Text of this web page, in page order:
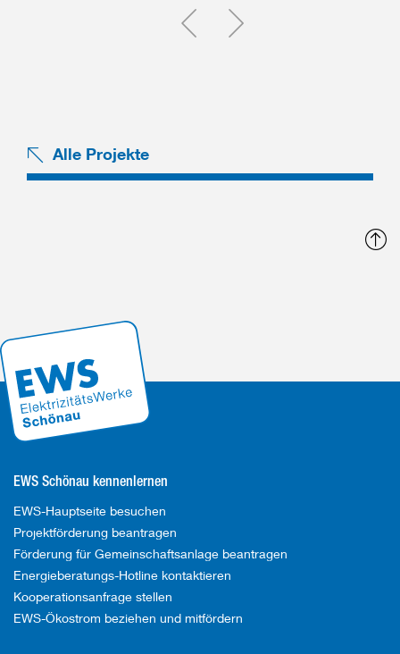
Einen Slide zurück
Einen Slide vor
Alle Projekte
EWS Schönau kennenlernen
EWS-Hauptseite besuchen
Projektförderung beantragen
Förderung für Gemeinschaftsanlage beantragen
Energieberatungs-Hotline kontaktieren
Kooperationsanfrage stellen
EWS-Ökostrom beziehen und mitfördern